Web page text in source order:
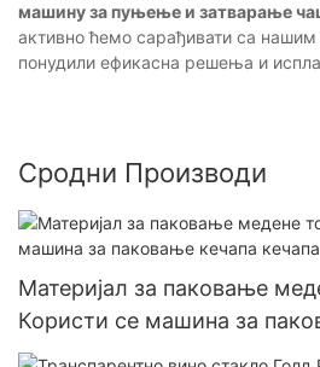
машину за пуњење и затварање
активно ћемо сарађивати са
понудили ефикасна решења и
Сродни Производи
Материјал за паковање
Користи се машина за
кечапа